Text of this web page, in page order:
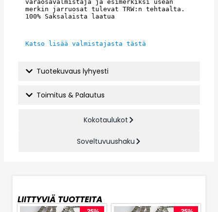
varaosavalmistaja ja esimerkiksi usean
merkin jarruosat tulevat TRW:n tehtaalta.
100% Saksalaista laatua
Katso lisää valmistajasta tästä
Tuotekuvaus lyhyesti
Toimitus & Palautus
Kokotaulukot
Soveltuvuushaku
LIITTYVIÄ TUOTTEITA